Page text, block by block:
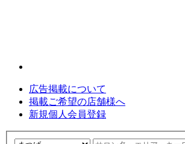
広告掲載について
掲載ご希望の店舗様へ
新規個人会員登録